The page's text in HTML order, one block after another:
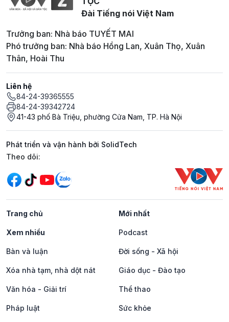
Đài Tiếng nói Việt Nam
Trưởng ban: Nhà báo TUYẾT MAI
Phó trưởng ban: Nhà báo Hồng Lan, Xuân Thọ, Xuân
Thân, Hoài Thu
Liên hệ
84-24-39365555
84-24-39342724
41-43 phố Bà Triệu, phường Cửa Nam, TP. Hà Nội
Phát triển và vận hành bởi SolidTech
Mạng xã hội
Theo dõi:
Trang chủ Mới nhất
Xem nhiều Podcast
Bàn và luận Đời sống - Xã hội
Xóa nhà tạm, nhà dột nát Giáo dục - Đào tạo
Văn hóa - Giải trí Thể thao
Pháp luật Sức khỏe